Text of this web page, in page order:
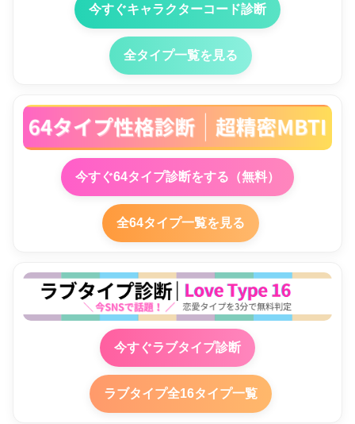
今すぐキャラクターコード診断
全タイプ一覧を見る
今すぐ64タイプ診断をする（無料）
全64タイプ一覧を見る
今すぐラブタイプ診断
ラブタイプ全16タイプ一覧